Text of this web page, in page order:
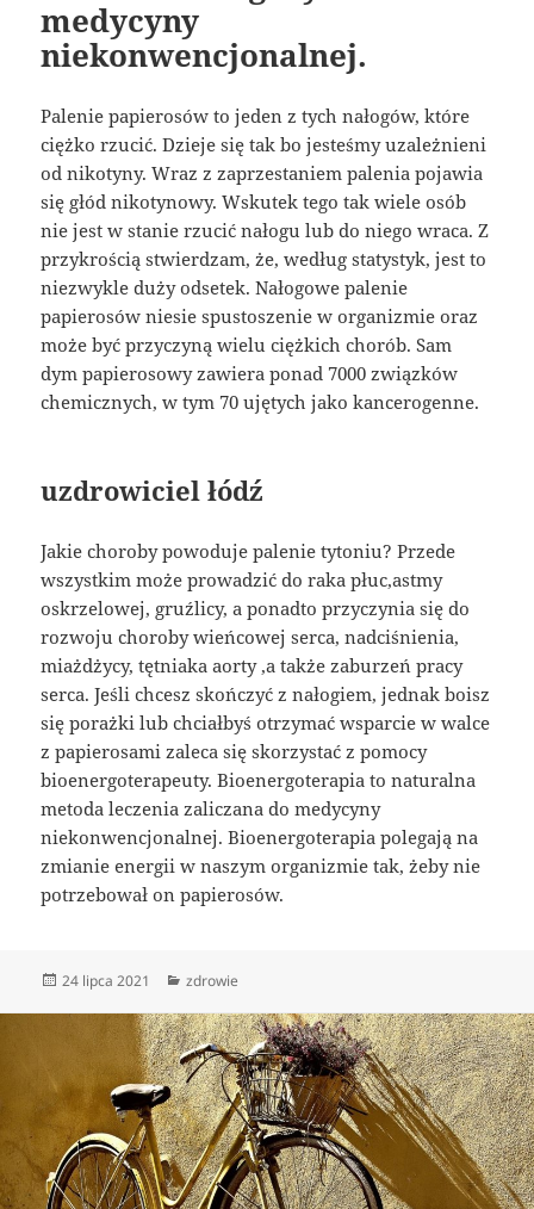
medycyny
niekonwencjonalnej.
Palenie papierosów to jeden z tych nałogów, które
ciężko rzucić. Dzieje się tak bo jesteśmy uzależnieni
od nikotyny. Wraz z zaprzestaniem palenia pojawia
się głód nikotynowy. Wskutek tego tak wiele osób
nie jest w stanie rzucić nałogu lub do niego wraca. Z
przykrością stwierdzam, że, według statystyk, jest to
niezwykle duży odsetek. Nałogowe palenie
papierosów niesie spustoszenie w organizmie oraz
może być przyczyną wielu ciężkich chorób. Sam
dym papierosowy zawiera ponad 7000 związków
chemicznych, w tym 70 ujętych jako kancerogenne.
uzdrowiciel łódź
Jakie choroby powoduje palenie tytoniu? Przede
wszystkim może prowadzić do raka płuc,astmy
oskrzelowej, gruźlicy, a ponadto przyczynia się do
rozwoju choroby wieńcowej serca, nadciśnienia,
miażdżycy, tętniaka aorty ,a także zaburzeń pracy
serca. Jeśli chcesz skończyć z nałogiem, jednak boisz
się porażki lub chciałbyś otrzymać wsparcie w walce
z papierosami zaleca się skorzystać z pomocy
bioenergoterapeuty. Bioenergoterapia to naturalna
metoda leczenia zaliczana do medycyny
niekonwencjonalnej. Bioenergoterapia polegają na
zmianie energii w naszym organizmie tak, żeby nie
potrzebował on papierosów.
Data
24 lipca 2021 Kategorie
zdrowie